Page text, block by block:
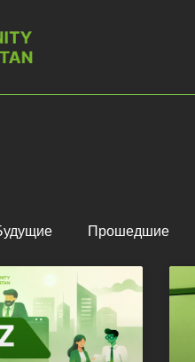
Прошедшие